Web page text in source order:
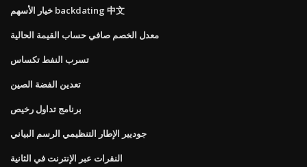
خيار الأسهم backdating 中文
معدل الخصم صافي حساب القيمة الحالية
تسرب النفط تكساس
تعدين الفضة الصين
برنامج تداول رخيص
جوديير الإطار التنظيمي الرسم البياني
النقرات عبر الإنترنت في الثانية